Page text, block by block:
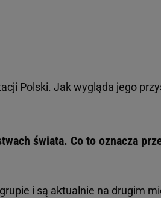
Polski. Jak wygląda jego
świata. Co to oznacza
i są aktualnie na drugim